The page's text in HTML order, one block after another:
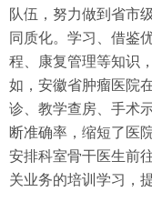
队伍，努力做到省市
同质化。学习、借鉴
程、康复管理等知识
如，安徽省肿瘤医院
诊、教学查房、手术
断准确率，缩短了医
安排科室骨干医生前
关业务的培训学习，